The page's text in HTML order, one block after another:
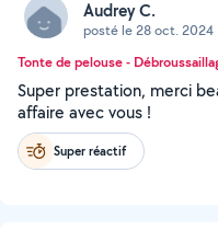
Audrey C.
posté le 28 oct. 2024
Tonte de pelouse -
Super prestation, merci
affaire avec vous !
Super réactif